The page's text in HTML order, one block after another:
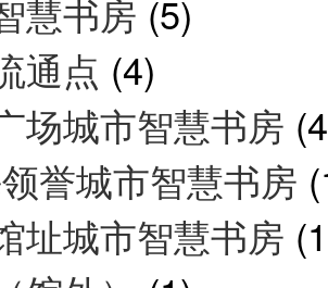
慧书房 (5)
通点 (4)
场城市智慧书房
誉城市智慧书房
址城市智慧书房